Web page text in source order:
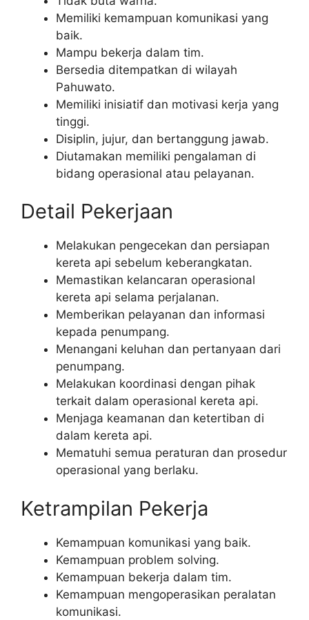
Memiliki kemampuan komunikasi yang
baik.
Mampu bekerja dalam tim.
Bersedia ditempatkan di wilayah
Pahuwato.
Memiliki inisiatif dan motivasi kerja yang
tinggi.
Disiplin, jujur, dan bertanggung jawab.
Diutamakan memiliki pengalaman di
bidang operasional atau pelayanan.
Detail Pekerjaan
Melakukan pengecekan dan persiapan
kereta api sebelum keberangkatan.
Memastikan kelancaran operasional
kereta api selama perjalanan.
Memberikan pelayanan dan informasi
kepada penumpang.
Menangani keluhan dan pertanyaan dari
penumpang.
Melakukan koordinasi dengan pihak
terkait dalam operasional kereta api.
Menjaga keamanan dan ketertiban di
dalam kereta api.
Mematuhi semua peraturan dan prosedur
operasional yang berlaku.
Ketrampilan Pekerja
Kemampuan komunikasi yang baik.
Kemampuan problem solving.
Kemampuan bekerja dalam tim.
Kemampuan mengoperasikan peralatan
komunikasi.